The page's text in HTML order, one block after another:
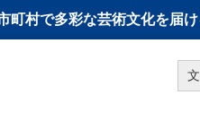
村で多彩な芸術文化を届